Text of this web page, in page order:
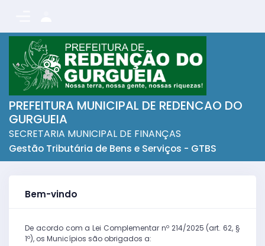
PREFEITURA MUNICIPAL DE REDENCAO DO
GURGUEIA
SECRETARIA MUNICIPAL DE FINANÇAS
Gestão Tributária de Bens e Serviços - GTBS
Bem-vindo
De acordo com a Lei Complementar nº 214/2025 (art. 62, §
1º), os Municípios são obrigados a: